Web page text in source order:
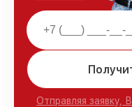
Отправляя заявку,